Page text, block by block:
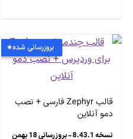
بروزرسانی شده
قالب Zephyr فارسی + نصب
دمو آنلاین
نسخه 8.43.1 - بروزرسانی 18 بهمن